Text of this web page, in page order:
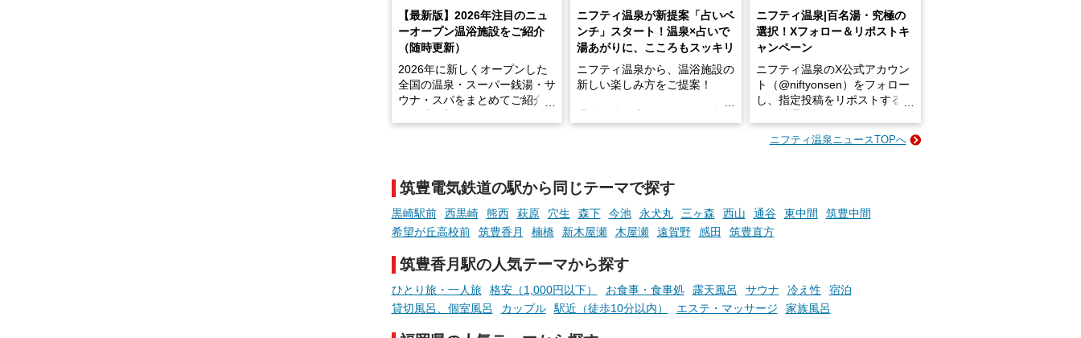
【最新版】2026年注目のニュ
ーオープン温浴施設をご紹介
（随時更新）
2026年に新しくオープンした
全国の温泉・スーパー銭湯・サ
ウナ・スパをまとめてご紹介！
います。
現地取材記事もあわせて紹介し
ていますので、気になる施設は
ぜひチェックして次のおでかけ
ね。
ニフティ温泉が新提案「占いベ
ンチ」スタート！温泉×占いで
湯あがりに、こころもスッキリ
ニフティ温泉から、温浴施設の
新しい楽しみ方をご提案！
手相やタロットなど気軽に楽し
める占いで、“ととのう”おふろ
時間を、もっと特別に。
ニフティ温泉|百名湯・究極の
選択！Xフォロー＆リポストキ
ャンペーン
ニフティ温泉のX公式アカウン
ト（@niftyonsen）をフォロー
し、指定投稿をリポストする
GIFT500円分をプレゼントい
ニフティ温泉ニュースTOPへ
筑豊電気鉄道の駅から同じテーマで探す
黒崎駅前 西黒崎 熊西 萩原 穴生 森下 今池 永犬丸 三ヶ森 西山 通谷 東中間
筑豊中間
希望が丘高校前
筑豊香月 楠橋 新木屋瀬 木屋瀬 遠賀野 感田 筑豊直方
筑豊香月駅の人気テーマから探す
ひとり旅・一人旅 格安（1,000円以下） お食事・食事処 露天風呂 サウナ 冷え性
宿泊
貸切風呂、個室風呂
カップル 駅近（徒歩10分以内） エステ・マッサージ 家族風呂